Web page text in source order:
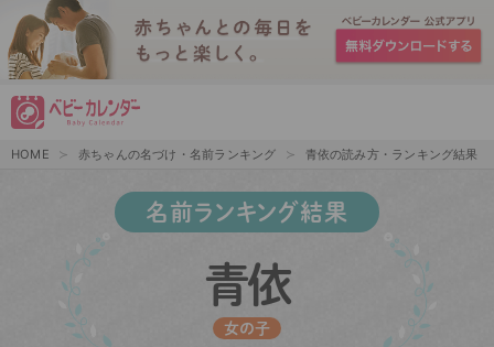
HOME 赤ちゃんの名づけ・名前ランキング 青依の読み方・ランキング結果
名前ランキング結果
青依
女の子